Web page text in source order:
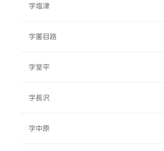
字塩津
字薗目路
字堂平
字長沢
字中原